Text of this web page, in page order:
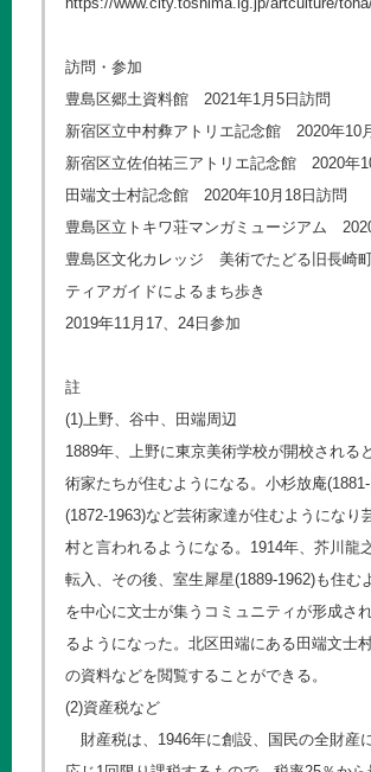
訪問・参加
豊島区郷土資料館 2021年1月5日訪問
新宿区立中村彜アトリエ記念館 2020年10
新宿区立佐伯祐三アトリエ記念館 2020年
田端文士村記念館 2020年10月18日訪問
豊島区立トキワ荘マンガミュージアム
豊島区文化カレッジ 美術でたどる旧長崎
ティアガイドによるまち歩き
2019年11月17、24日参加
註
(1)上野、谷中、田端周辺
1889年、上野に東京美術学校が開校される
術家たちが住むようになる。小杉放庵
(1872-1963)など芸術家達が住むようになり
村と言われるようになる。1914年、芥川龍
転入、その後、室生犀星(1889-1962)も住む
を中心に文士が集うコミュニティが形成さ
るようになった。北区田端にある田端文士
の資料などを閲覧することができる。
(2)資産税など
財産税は、1946年に創設、国民の全財産